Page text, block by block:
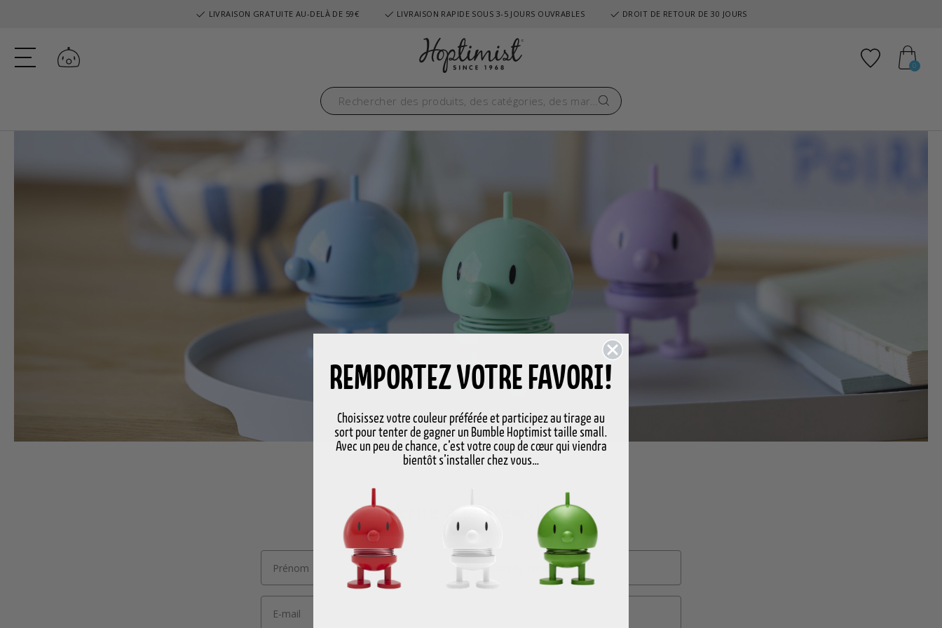
LIVRAISON GRATUITE AU-DELÀ DE 59€ LIVRAISON RAPIDE SOUS 3-5 JOURS OUVRABLES DROIT DE RETOUR DE 30 JOURS
Se connecter Ajouter
0
S'inscrire à la Newsletter
REMPORTEZ VOTRE FAVORI!
Choisissez votre couleur préférée et participez au tirage au
sort pour tenter de gagner un Bumble Hoptimist taille small.
Avec un peu de chance, c’est votre coup de cœur qui viendra
bientôt s’installer chez vous…